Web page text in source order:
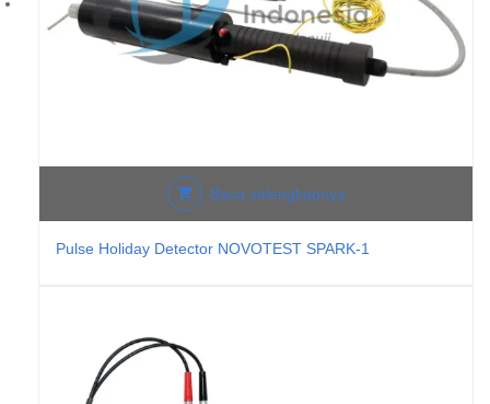
Baca selengkapnya
Pulse Holiday Detector NOVOTEST SPARK-1